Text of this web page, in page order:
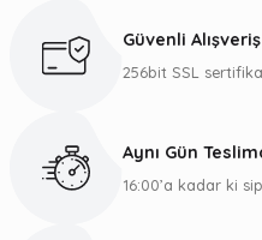
Ürün bilgilerinde hatalar
Güvenli Alışveriş
256bit SSL
Aynı Gün
16:00’a kadar ki